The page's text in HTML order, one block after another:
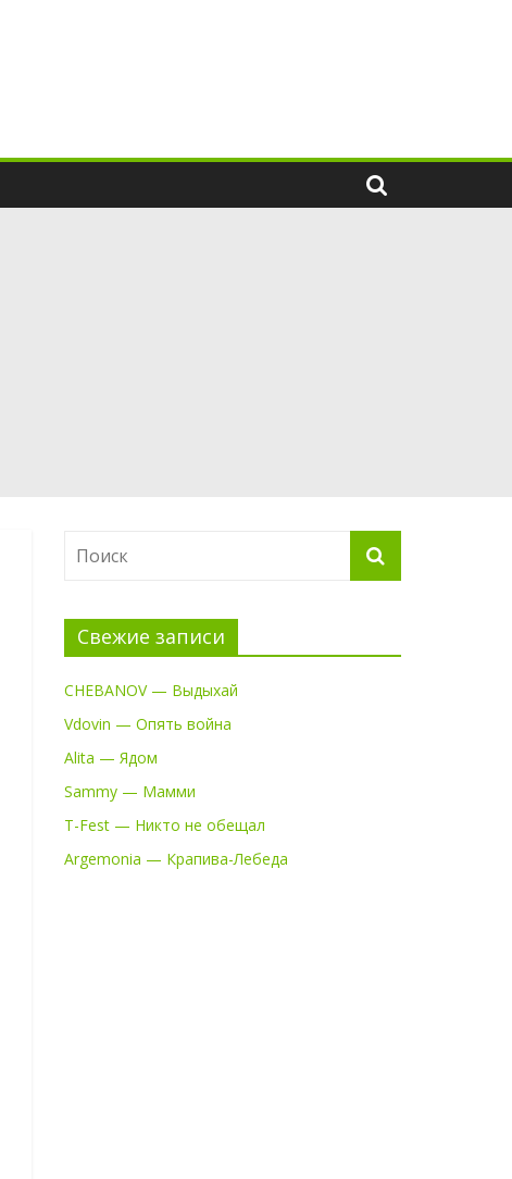
Свежие записи
CHEBANOV — Выдыхай
Vdovin — Опять война
Alita — Ядом
Sammy — Мамми
T-Fest — Никто не обещал
Argemonia — Крапива-Лебеда